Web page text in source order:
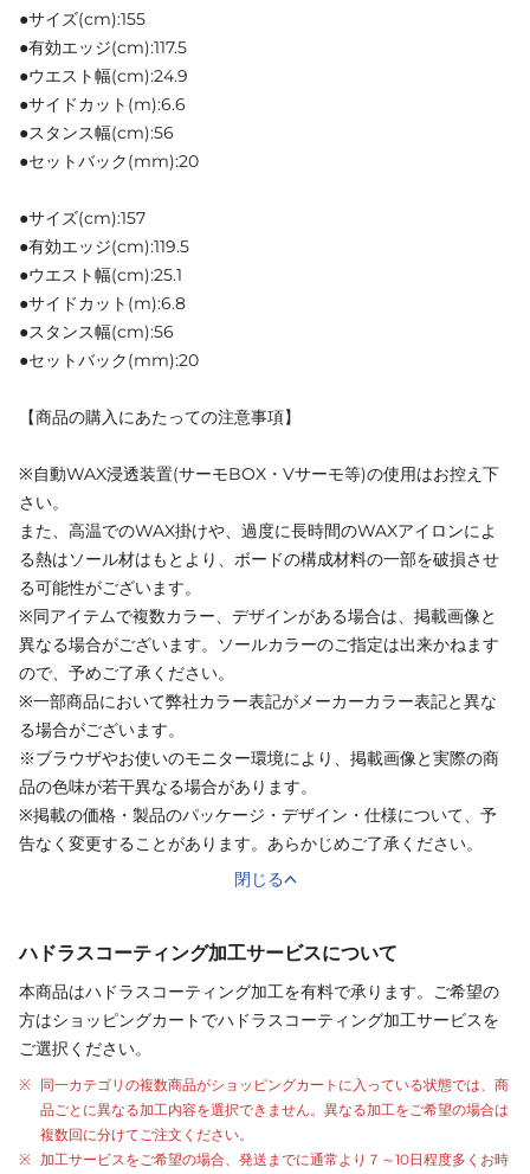
●サイズ(cm):155
●有効エッジ(cm):117.5
●ウエスト幅(cm):24.9
●サイドカット(m):6.6
●スタンス幅(cm):56
●セットバック(mm):20
●サイズ(cm):157
●有効エッジ(cm):119.5
●ウエスト幅(cm):25.1
●サイドカット(m):6.8
●スタンス幅(cm):56
●セットバック(mm):20
【商品の購入にあたっての注意事項】
※自動WAX浸透装置(サーモBOX・Vサーモ等)の使用はお控え下
さい。
また、高温でのWAX掛けや、過度に長時間のWAXアイロンによ
る熱はソール材はもとより、ボードの構成材料の一部を破損させ
る可能性がございます。
※同アイテムで複数カラー、デザインがある場合は、掲載画像と
異なる場合がございます。ソールカラーのご指定は出来かねます
ので、予めご了承ください。
※一部商品において弊社カラー表記がメーカーカラー表記と異な
る場合がございます。
※ブラウザやお使いのモニター環境により、掲載画像と実際の商
品の色味が若干異なる場合があります。
※掲載の価格・製品のパッケージ・デザイン・仕様について、予
告なく変更することがあります。あらかじめご了承ください。
閉じる
ハドラスコーティング加工サービスについて
本商品はハドラスコーティング加工を有料で承ります。ご希望の
方はショッピングカートでハドラスコーティング加工サービスを
ご選択ください。
同一カテゴリの複数商品がショッピングカートに入っている状態では、商
品ごとに異なる加工内容を選択できません。異なる加工をご希望の場合は
複数回に分けてご注文ください。
加工サービスをご希望の場合、発送までに通常より ７～10日程度多くお時